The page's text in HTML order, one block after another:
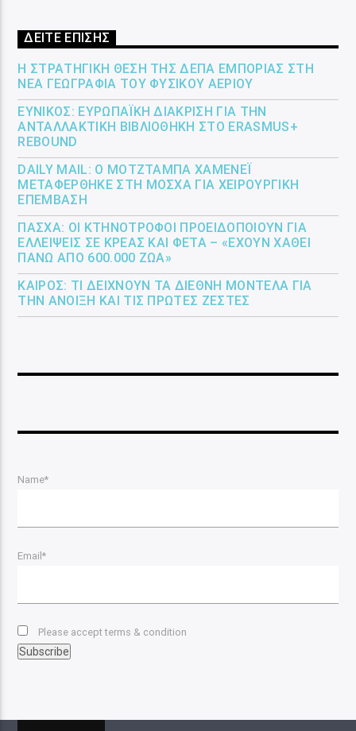
ΔΕΙΤΕ ΕΠΙΣΗΣ
Η ΣΤΡΑΤΗΓΙΚΉ ΘΈΣΗ ΤΗΣ ΔΕΠΑ ΕΜΠΟΡΊΑΣ ΣΤΗ
ΝΈΑ ΓΕΩΓΡΑΦΊΑ ΤΟΥ ΦΥΣΙΚΟΎ ΑΕΡΊΟΥ
ΕΎΝΙΚΟΣ: ΕΥΡΩΠΑΪΚΉ ΔΙΆΚΡΙΣΗ ΓΙΑ ΤΗΝ
ΑΝΤΑΛΛΑΚΤΙΚΉ ΒΙΒΛΙΟΘΉΚΗ ΣΤΟ ERASMUS+
REBOUND
DAILY MAIL: Ο ΜΟΤΖΤΆΜΠΑ ΧΑΜΕΝΕΪ́
ΜΕΤΑΦΈΡΘΗΚΕ ΣΤΗ ΜΌΣΧΑ ΓΙΑ ΧΕΙΡΟΥΡΓΙΚΉ
ΕΠΈΜΒΑΣΗ
ΠΆΣΧΑ: ΟΙ ΚΤΗΝΟΤΡΌΦΟΙ ΠΡΟΕΙΔΟΠΟΙΟΎΝ ΓΙΑ
ΕΛΛΕΊΨΕΙΣ ΣΕ ΚΡΈΑΣ ΚΑΙ ΦΈΤΑ – «ΈΧΟΥΝ ΧΑΘΕΊ
ΠΆΝΩ ΑΠΌ 600.000 ΖΏΑ»
ΚΑΙΡΌΣ: ΤΙ ΔΕΊΧΝΟΥΝ ΤΑ ΔΙΕΘΝΉ ΜΟΝΤΈΛΑ ΓΙΑ
ΤΗΝ ΆΝΟΙΞΗ ΚΑΙ ΤΙΣ ΠΡΏΤΕΣ ΖΈΣΤΕΣ
Name*
Email*
Please accept terms & condition